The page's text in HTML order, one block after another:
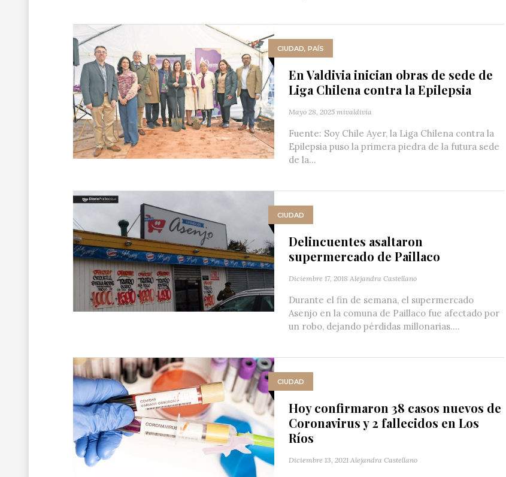
CIUDAD, PAÍS
En Valdivia inician obras de sede de
Liga Chilena contra la Epilepsia
Mayo 28, 2025 mivaldivia
Fuente: Soy Chile Ayer, la Liga Chilena contra la
Epilepsia puso la primera piedra de la futura sede
de la...
CIUDAD
Delincuentes asaltaron
supermercado de Paillaco
Diciembre 17, 2018 Alejandra Castellano
Durante el fin de semana, el supermercado
Asenjo en la comuna de Paillaco fue afectado por
un robo, dejando pérdidas millonarias....
CIUDAD
Hoy confirmaron 38 casos nuevos de
Coronavirus y 2 fallecidos en Los
Ríos
Diciembre 13, 2021 Alejandra Castellano